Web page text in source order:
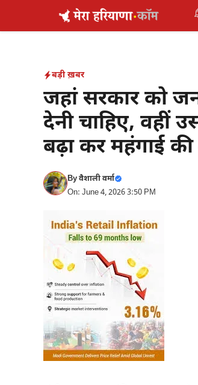
बड़ी ख़बर
जहां सरकार को
देनी चाहिए, वहीं
बढ़ा कर महंगाई की
Byवैशाली वर्मा
On: June 4, 2026 3:50 PM